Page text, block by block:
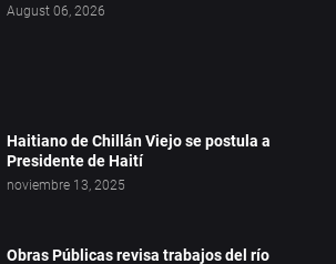
August 06, 2026
Haitiano de Chillán Viejo se postula a
Presidente de Haití
noviembre 13, 2025
Obras Públicas revisa trabajos del río